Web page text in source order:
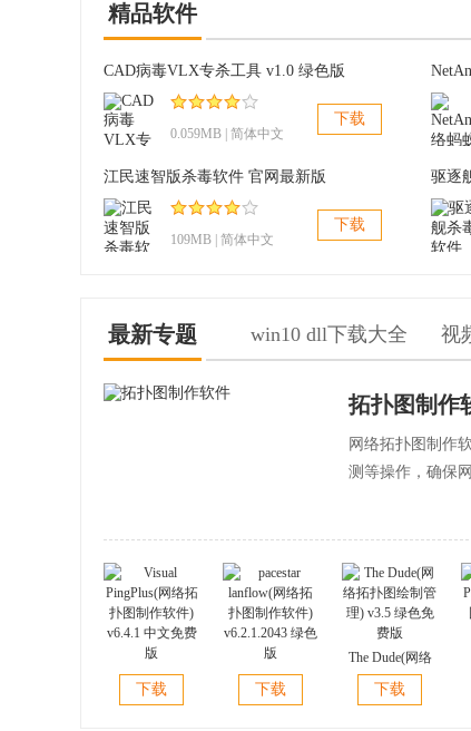
精品软件
CAD病毒VLX专杀工具 v1.0 绿色版
0.059MB | 简体中文
下载
江民速智版杀毒软件 官网最新版
109MB | 简体中文
下载
驱逐
最新专题 win10 dll下载大全 视
拓扑图制作
网络拓扑图制作
测等操作，确保
Visual
PingPlus(网络拓
下载
pacestar
lanflow(网络拓
下载
The Dude(网络
拓扑图绘制管
理) v3.5 绿色免
下载